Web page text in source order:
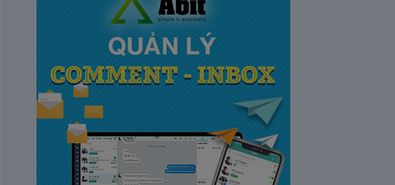
phải…
Bảng giá lượt view Youtube
tại Việt Nam và Hoa kỳ mới
28/05/2020
63385
Khi tham gia chương trình
Partner Program của YouTube,
…
Cách bỏ ẩn trò chuyện trên
Zalo ở thiết bị máy tính và